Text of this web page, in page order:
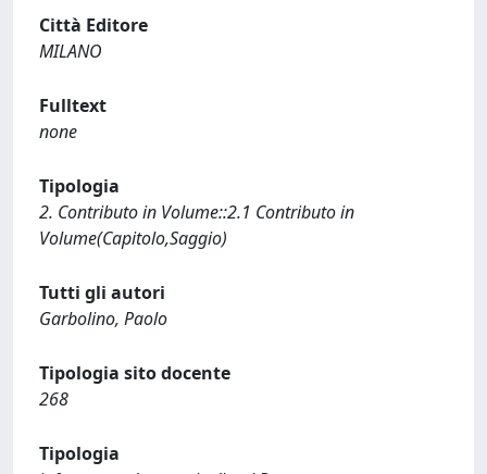
Città Editore
MILANO
Fulltext
none
Tipologia
2. Contributo in Volume::2.1 Contributo in
Volume(Capitolo,Saggio)
Tutti gli autori
Garbolino, Paolo
Tipologia sito docente
268
Tipologia